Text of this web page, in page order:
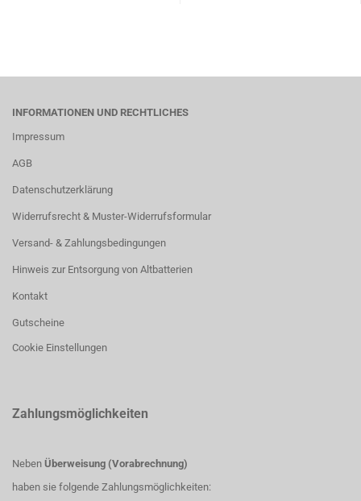
INFORMATIONEN UND RECHTLICHES
Impressum
AGB
Datenschutzerklärung
Widerrufsrecht & Muster-Widerrufsformular
Versand- & Zahlungsbedingungen
Hinweis zur Entsorgung von Altbatterien
Kontakt
Gutscheine
Cookie Einstellungen
Zahlungsmöglichkeiten
Neben Überweisung (Vorabrechnung)
haben sie folgende Zahlungsmöglichkeiten: